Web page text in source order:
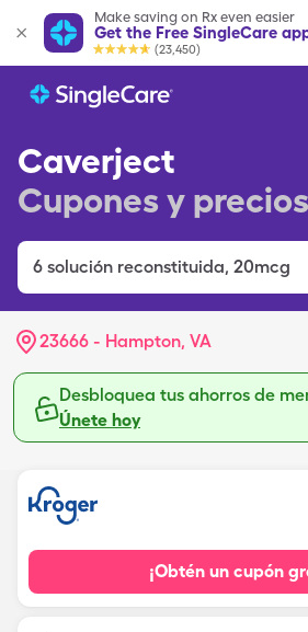
Make saving on Rx even easier
Get the Free SingleCare
(23,450)
Caverject
Cupones y precios
6 solución reconstituida, 20mcg
23666 - Hampton, VA
Desbloquea tus ahorros de
Únete hoy
¡Obtén un cupón